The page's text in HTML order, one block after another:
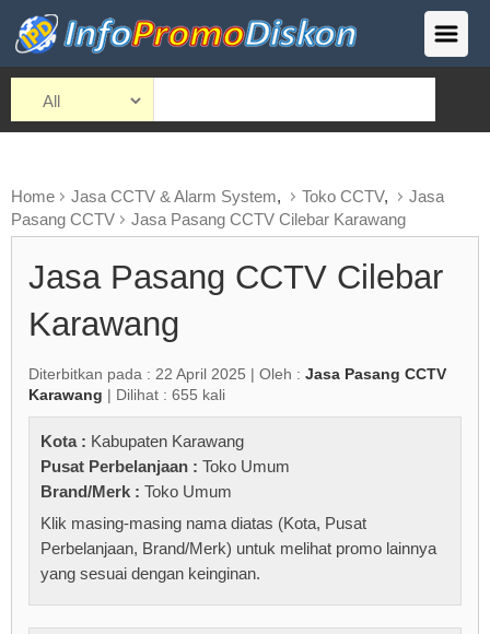
Home Jasa CCTV & Alarm System, Toko CCTV,
Jasa
Pasang CCTV
Jasa Pasang CCTV Cilebar Karawang
Jasa Pasang CCTV Cilebar
Karawang
Diterbitkan pada : 22 April 2025 | Oleh : Jasa Pasang CCTV
Karawang | Dilihat : 655 kali
Kota : Kabupaten Karawang
Pusat Perbelanjaan : Toko Umum
Brand/Merk : Toko Umum
Klik masing-masing nama diatas (Kota, Pusat
Perbelanjaan, Brand/Merk) untuk melihat promo lainnya
yang sesuai dengan keinginan.